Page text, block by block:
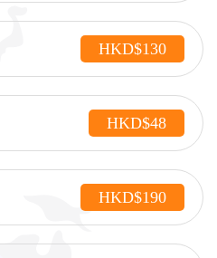
HKD$130
HKD$48
HKD$190